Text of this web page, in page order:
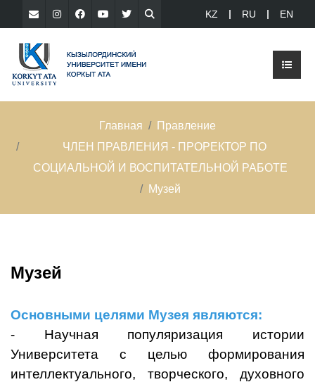
KZ RU EN
Главная
Правление
ЧЛЕН ПРАВЛЕНИЯ - ПРОРЕКТОР ПО
СОЦИАЛЬНОЙ И ВОСПИТАТЕЛЬНОЙ РАБОТЕ
Музей
Музей
Основными целями Музея являются:
- Научная популяризация истории
Университета с целью формирования
интеллектуального, творческого, духовного